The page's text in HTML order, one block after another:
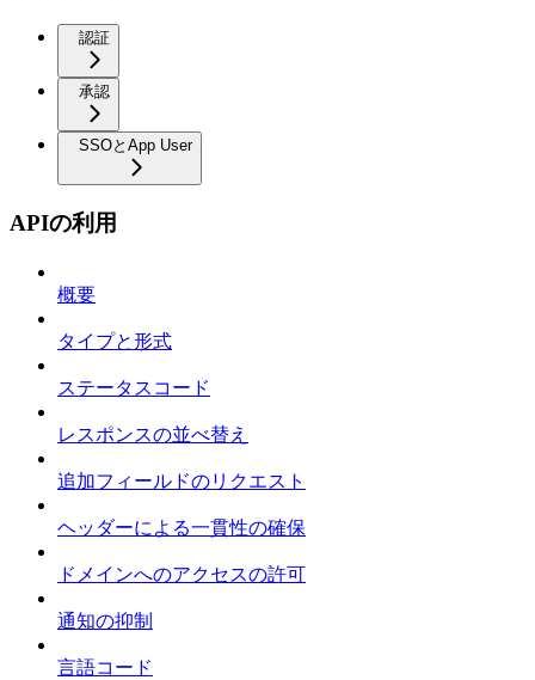
認証
承認
SSOとApp User
APIの利用
概要
タイプと形式
ステータスコード
レスポンスの並べ替え
追加フィールドのリクエスト
ヘッダーによる一貫性の確保
ドメインへのアクセスの許可
通知の抑制
言語コード